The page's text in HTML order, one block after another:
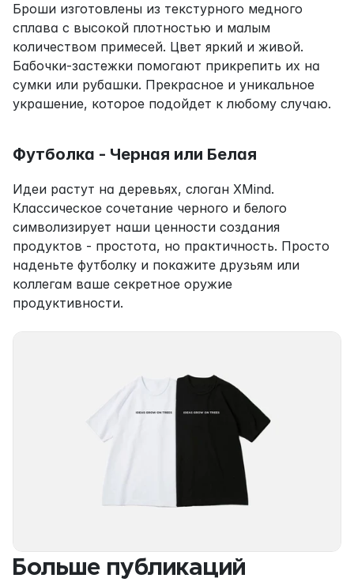
Броши изготовлены из текстурного медного
сплава с высокой плотностью и малым
количеством примесей. Цвет яркий и живой.
Бабочки-застежки помогают прикрепить их на
сумки или рубашки. Прекрасное и уникальное
украшение, которое подойдет к любому случаю.
Футболка - Черная или Белая
Идеи растут на деревьях, слоган XMind.
Классическое сочетание черного и белого
символизирует наши ценности создания
продуктов - простота, но практичность. Просто
наденьте футболку и покажите друзьям или
коллегам ваше секретное оружие
продуктивности.
Больше публикаций